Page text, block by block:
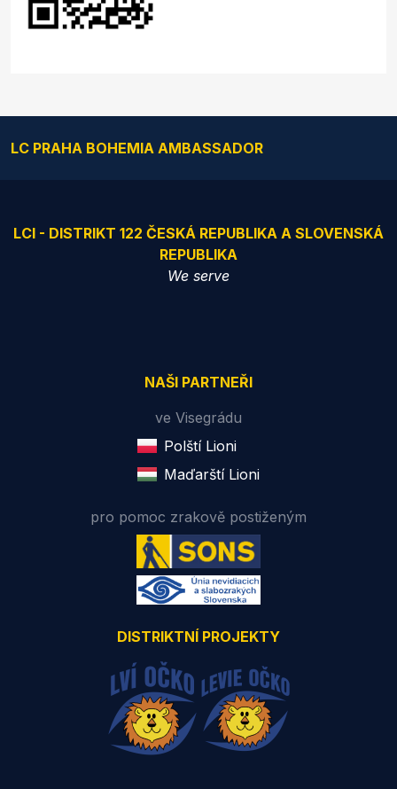
LC PRAHA BOHEMIA AMBASSADOR
LCI - DISTRIKT 122 ČESKÁ REPUBLIKA A SLOVENSKÁ
REPUBLIKA
We serve
NAŠI PARTNEŘI
ve Visegrádu
Polští Lioni
Maďarští Lioni
pro pomoc zrakově postiženým
DISTRIKTNÍ PROJEKTY